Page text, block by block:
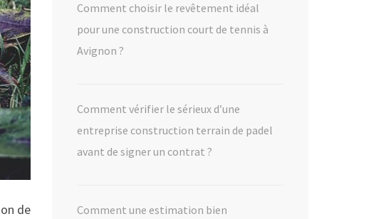
de
Comment choisir le revêtement idéal
pour une construction court de tennis à
Avignon ?
Comment vérifier le sérieux d’une
entreprise construction terrain de padel
avant de signer un contrat ?
Comment une estimation bien